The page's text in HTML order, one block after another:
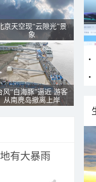
京天空现“云隙光”景
象
风“白海豚”逼近 游客
从南麂岛撤离上岸
有大暴雨